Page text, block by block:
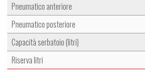
Pneumatico anteriore
Pneumatico posteriore
Capacità serbatoio (litri)
Riserva litri